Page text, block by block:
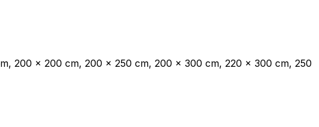
200 x 200 cm, 200 x 250 cm, 200 x 300 cm, 220 x 300 cm, 250